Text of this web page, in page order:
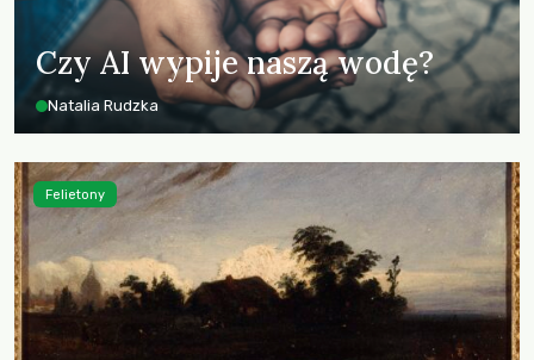
Czy AI wypije naszą wodę?
Natalia Rudzka
Felietony